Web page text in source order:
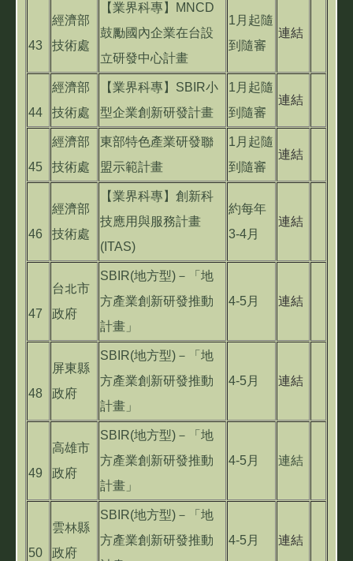
43
經濟部
技術處
【業界科專】MNCD
鼓勵國內企業在台設
立研發中心計畫
1月起隨
到隨審
連結
44
經濟部
技術處
【業界科專】SBIR小
型企業創新研發計畫
1月起隨
到隨審
連結
45
經濟部
技術處
東部特色產業研發聯
盟示範計畫
1月起隨
到隨審
連結
46
經濟部
技術處
【業界科專】創新科
技應用與服務計畫
(ITAS)
約每年
3-4月
連結
47
台北市
政府
SBIR(地方型)－「地
方產業創新研發推動
計畫」
4-5月 連結
48
屏東縣
政府
SBIR(地方型)－「地
方產業創新研發推動
計畫」
4-5月 連結
49
高雄市
政府
SBIR(地方型)－「地
方產業創新研發推動
計畫」
4-5月 連結
50
雲林縣
政府
SBIR(地方型)－「地
方產業創新研發推動
4-5月 連結